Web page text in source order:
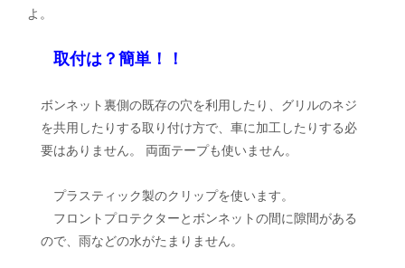
よ。
取付は？簡単！！
ボンネット裏側の既存の穴を利用したり、グリルのネジ
を共用したりする取り付け方で、車に加工したりする必
要はありません。 両面テープも使いません。
プラスティック製のクリップを使います。
フロントプロテクターとボンネットの間に隙間がある
ので、雨などの水がたまりません。